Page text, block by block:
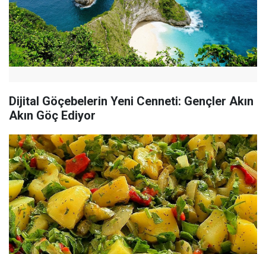
Dijital Göçebelerin Yeni Cenneti: Gençler Akın
Akın Göç Ediyor